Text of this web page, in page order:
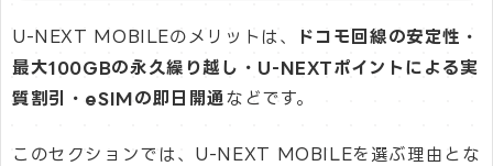
U-NEXT MOBILEのメリットは、
ドコモ回線の安定性・
最大100GBの永久繰り越し・U-NEXTポイントによる実
質割引・eSIMの即日開通などです。
このセクションでは、U-NEXT MOBILEを選ぶ理由とな